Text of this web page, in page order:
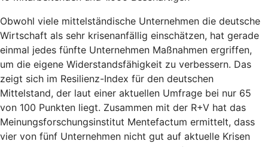
Obwohl viele mittelständische Unternehmen die deutsche
Wirtschaft als sehr krisenanfällig einschätzen, hat gerade
einmal jedes fünfte Unternehmen Maßnahmen ergriffen,
um die eigene Widerstandsfähigkeit zu verbessern. Das
zeigt sich im Resilienz-Index für den deutschen
Mittelstand, der laut einer aktuellen Umfrage bei nur 65
von 100 Punkten liegt. Zusammen mit der R+V hat das
Meinungsforschungsinstitut Mentefactum ermittelt, dass
vier von fünf Unternehmen nicht gut auf aktuelle Krisen